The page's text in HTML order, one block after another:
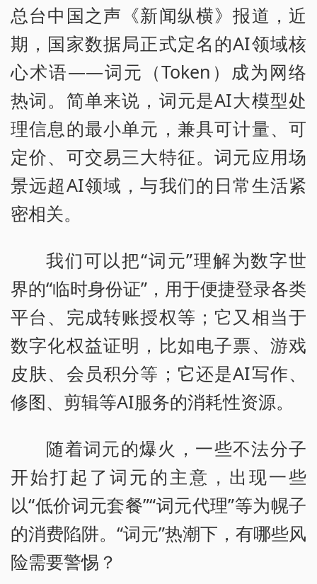
总台中国之声《新闻纵横》报道，近
期，国家数据局正式定名的AI领域核
心术语——词元（Token）成为网络
热词。简单来说，词元是AI大模型处
理信息的最小单元，兼具可计量、可
定价、可交易三大特征。词元应用场
景远超AI领域，与我们的日常生活紧
密相关。
我们可以把“词元”理解为数字世
界的“临时身份证”，用于便捷登录各类
平台、完成转账授权等；它又相当于
数字化权益证明，比如电子票、游戏
皮肤、会员积分等；它还是AI写作、
修图、剪辑等AI服务的消耗性资源。
随着词元的爆火，一些不法分子
开始打起了词元的主意，出现一些
以“低价词元套餐”“词元代理”等为幌子
的消费陷阱。“词元”热潮下，有哪些风
险需要警惕？